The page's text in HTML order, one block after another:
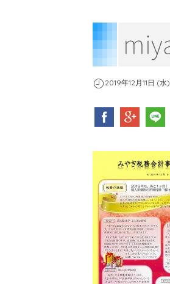
2019年12月11日 (水)